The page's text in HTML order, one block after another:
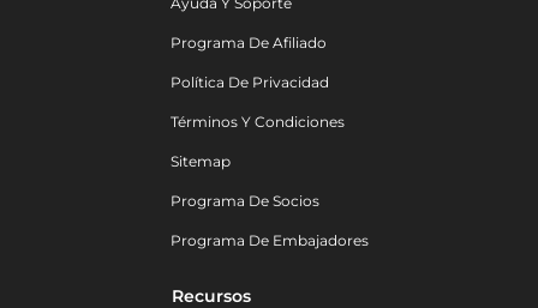
Programa De Afiliado
Política De Privacidad
Términos Y Condiciones
Sitemap
Programa De Socios
Programa De Embajadores
Recursos